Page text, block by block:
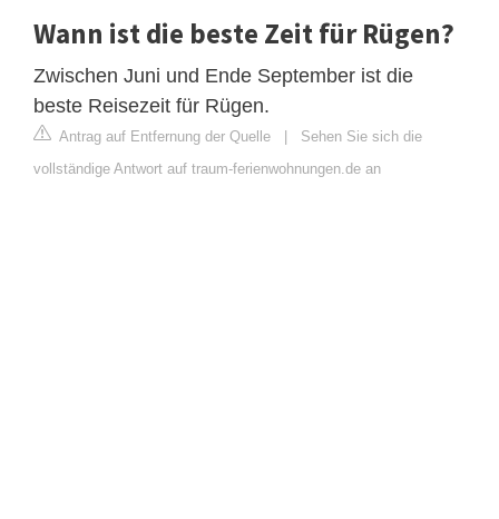
Wann ist die beste Zeit für Rügen?
Zwischen Juni und Ende September ist die
beste Reisezeit für Rügen.
Antrag auf Entfernung der Quelle | Sehen Sie sich die
vollständige Antwort auf traum-ferienwohnungen.de an